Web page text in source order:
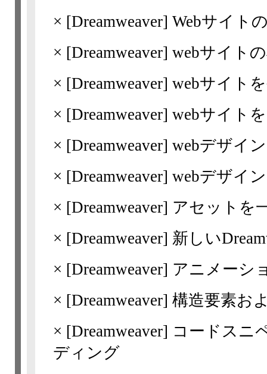
× [Dreamweaver] Webサイト
× [Dreamweaver] webサイト
× [Dreamweaver] webサイト
× [Dreamweaver] webサイト
× [Dreamweaver] webデザイ
× [Dreamweaver] webデザイ
× [Dreamweaver] アセットを
× [Dreamweaver] 新しい
× [Dreamweaver] アニメーシ
× [Dreamweaver] 構造要素お
× [Dreamweaver] コードスニ
ディング